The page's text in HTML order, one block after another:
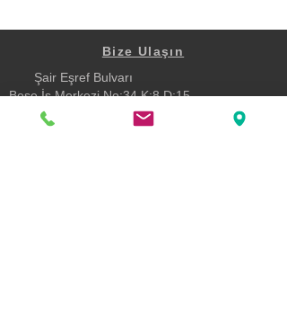
Bize Ulaşın
Şair Eşref Bulvarı
Beşe İş Merkezi No:34 K:8 D:15
Çankaya Konak İZMİR